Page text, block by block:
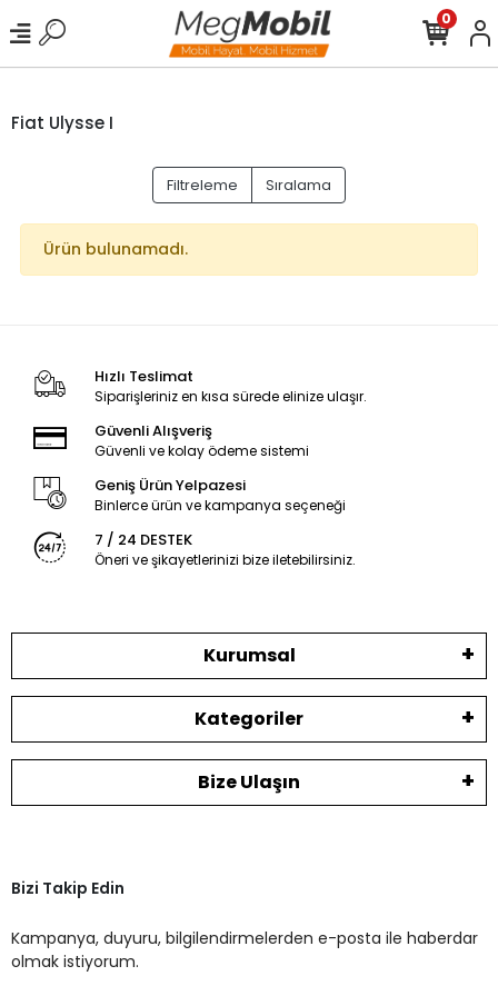
0
Fiat Ulysse I
Filtreleme Sıralama
Ürün bulunamadı.
Hızlı Teslimat
Siparişleriniz en kısa sürede elinize ulaşır.
Güvenli Alışveriş
Güvenli ve kolay ödeme sistemi
Geniş Ürün Yelpazesi
Binlerce ürün ve kampanya seçeneği
7 / 24 DESTEK
Öneri ve şikayetlerinizi bize iletebilirsiniz.
Kurumsal
Kategoriler
Bize Ulaşın
Bizi Takip Edin
Kampanya, duyuru, bilgilendirmelerden e-posta ile haberdar
olmak istiyorum.